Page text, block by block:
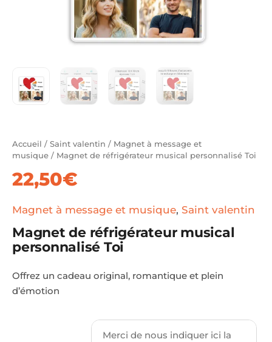
Accueil / Saint valentin / Magnet à message et
musique / Magnet de réfrigérateur musical personnalisé Toi
22,50€
Magnet à message et musique, Saint valentin
Magnet de réfrigérateur musical
personnalisé Toi
Offrez un cadeau original, romantique et plein
d’émotion